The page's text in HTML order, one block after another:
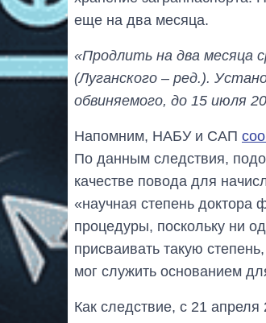
еще на два месяца.
«Продлить на два месяца
(Луганского – ред.).
обвиняемого, до 15 июля
Напомним, НАБУ и САП
По данным следствия,
качестве повода для
«научная степень
процедуры, поскольку ни
присваивать такую
мог служить основанием
Как следствие, с 21